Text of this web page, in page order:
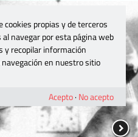
cookies propias y de terceros
navegar por esta página web
y recopilar información
en nuestro sitio
Acepto· No acepto